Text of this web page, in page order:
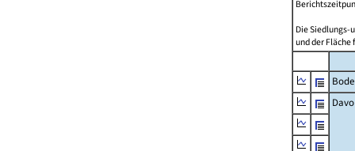
Die Siedlungs-
und der Fläche